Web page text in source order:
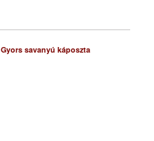
Gyors savanyú káposzta